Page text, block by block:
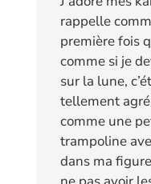
rappelle
première fois
comme si je
sur la lune,
tellement
comme une
trampoline
dans ma